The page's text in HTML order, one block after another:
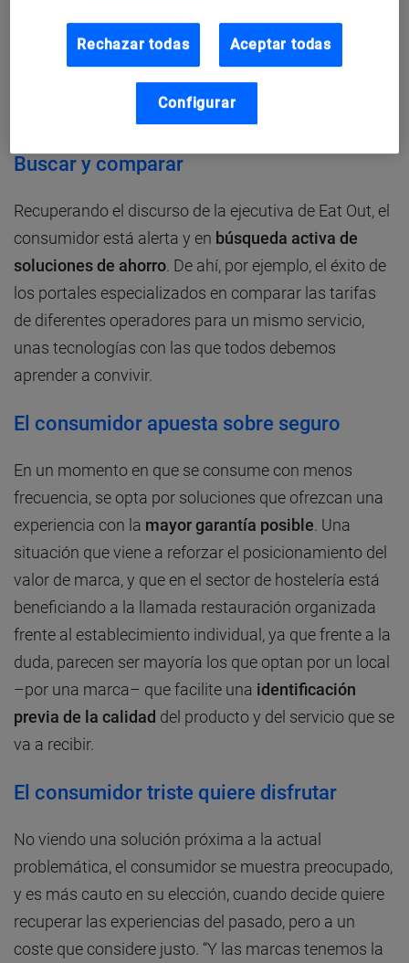
incumplida. Y las nuevas tecnologías, con Internet y
las redes sociales a la cabeza, pueden convertir a un
consumidor despechado en un auténtico peligro para
nuestras marcas o establecimientos.
Buscar y comparar
Recuperando el discurso de la ejecutiva de Eat Out, el
consumidor está alerta y en búsqueda activa de
soluciones de ahorro. De ahí, por ejemplo, el éxito de
los portales especializados en comparar las tarifas
de diferentes operadores para un mismo servicio,
unas tecnologías con las que todos debemos
aprender a convivir.
El consumidor apuesta sobre seguro
En un momento en que se consume con menos
frecuencia, se opta por soluciones que ofrezcan una
experiencia con la mayor garantía posible. Una
situación que viene a reforzar el posicionamiento del
valor de marca, y que en el sector de hostelería está
beneficiando a la llamada restauración organizada
frente al establecimiento individual, ya que frente a la
duda, parecen ser mayoría los que optan por un local
–por una marca– que facilite una identificación
previa de la calidad del producto y del servicio que se
va a recibir.
El consumidor triste quiere disfrutar
No viendo una solución próxima a la actual
problemática, el consumidor se muestra preocupado,
y es más cauto en su elección, cuando decide quiere
recuperar las experiencias del pasado, pero a un
coste que considere justo. “Y las marcas tenemos la
Rechazar todas Aceptar todas
Configurar